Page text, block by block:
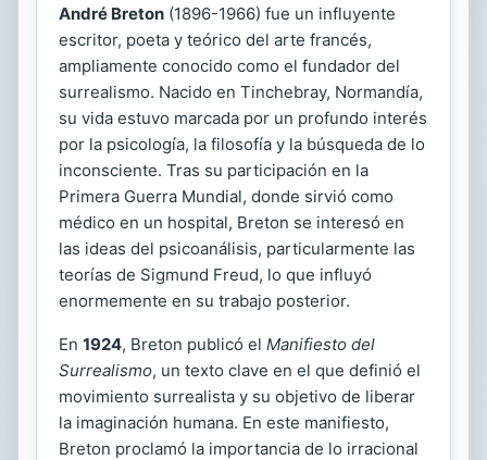
André Breton (1896-1966) fue un influyente
escritor, poeta y teórico del arte francés,
ampliamente conocido como el fundador del
surrealismo. Nacido en Tinchebray, Normandía,
su vida estuvo marcada por un profundo interés
por la psicología, la filosofía y la búsqueda de lo
inconsciente. Tras su participación en la
Primera Guerra Mundial, donde sirvió como
médico en un hospital, Breton se interesó en
las ideas del psicoanálisis, particularmente las
teorías de Sigmund Freud, lo que influyó
enormemente en su trabajo posterior.
En 1924, Breton publicó el Manifiesto del
Surrealismo, un texto clave en el que definió el
movimiento surrealista y su objetivo de liberar
la imaginación humana. En este manifiesto,
Breton proclamó la importancia de lo irracional